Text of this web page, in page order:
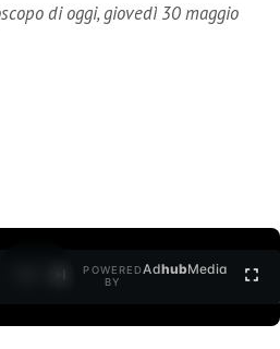
di oggi, giovedì 30 maggio
POWERED
BY
AdhubMedia